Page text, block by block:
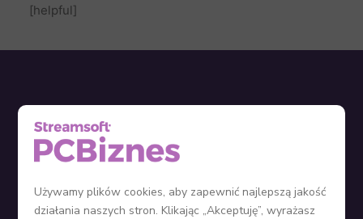
[helpful]
Sieć sprzedaży
Zostań Partnerem
Ustawienia plików cookie
Używamy plików cookies, aby zapewnić najlepszą jakość
działania naszych stron. Klikając „Akceptuję”, wyrażasz